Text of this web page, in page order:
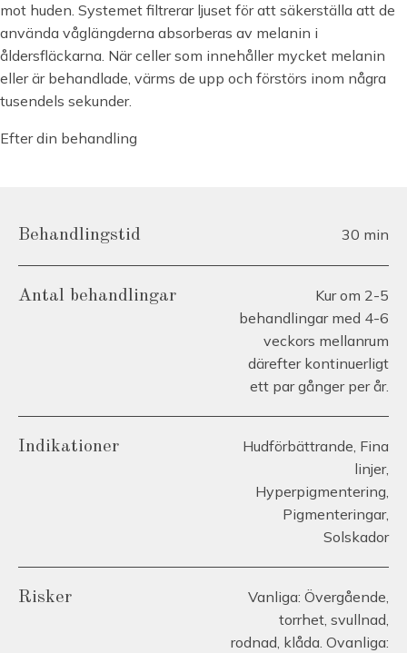
mot huden. Systemet filtrerar ljuset för att säkerställa att de
använda våglängderna absorberas av melanin i
åldersfläckarna. När celler som innehåller mycket melanin
eller är behandlade, värms de upp och förstörs inom några
tusendels sekunder.
Efter din behandling
Behandlingstid 30 min
Antal behandlingar
Kur om 2-5
behandlingar med 4-6
veckors mellanrum
därefter kontinuerligt
ett par gånger per år.
Indikationer
Hudförbättrande, Fina
linjer,
Hyperpigmentering,
Pigmenteringar,
Solskador
Risker
Vanliga: Övergående,
torrhet, svullnad,
rodnad, klåda. Ovanliga: